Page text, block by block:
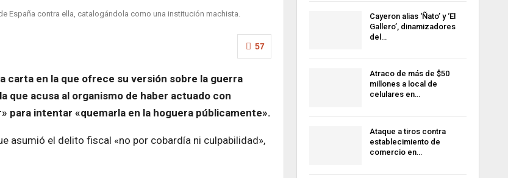
España contra ella, catalogándola como una institución machista.
57
carta en la que ofrece su versión sobre la guerra
que acusa al organismo de haber actuado con
para intentar «quemarla en la hoguera públicamente».
asumió el delito fiscal «no por cobardía ni culpabilidad»,
Cayeron alias ‘Ñato’ y ‘El
Gallero’, dinamizadores
del…
Atraco de más de $50
millones a local de
celulares en…
Ataque a tiros contra
establecimiento de
comercio en…